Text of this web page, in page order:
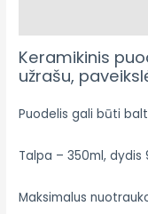
Keramikinis
užrašu,
Puodelis gali būti
Talpa – 350ml, dydis
Maksimalus